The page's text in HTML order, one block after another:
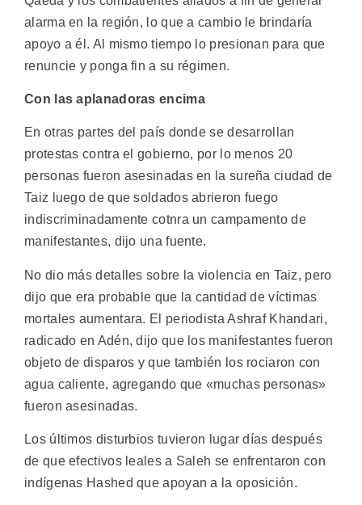
alarma en la región, lo que a cambio le brindaría
apoyo a él. Al mismo tiempo lo presionan para que
renuncie y ponga fin a su régimen.
Con las aplanadoras encima
En otras partes del país donde se desarrollan
protestas contra el gobierno, por lo menos 20
personas fueron asesinadas en la sureña ciudad de
Taiz luego de que soldados abrieron fuego
indiscriminadamente cotnra un campamento de
manifestantes, dijo una fuente.
No dio más detalles sobre la violencia en Taiz, pero
dijo que era probable que la cantidad de víctimas
mortales aumentara. El periodista Ashraf Khandari,
radicado en Adén, dijo que los manifestantes fueron
objeto de disparos y que también los rociaron con
agua caliente, agregando que «muchas personas»
fueron asesinadas.
Los últimos disturbios tuvieron lugar días después
de que efectivos leales a Saleh se enfrentaron con
indígenas Hashed que apoyan a la oposición.